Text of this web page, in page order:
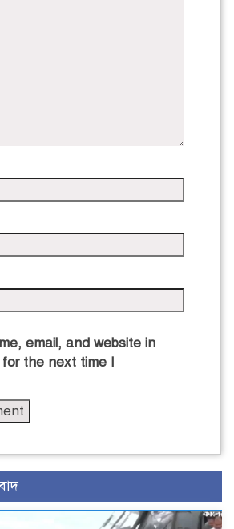
email, and website in
for the next time I